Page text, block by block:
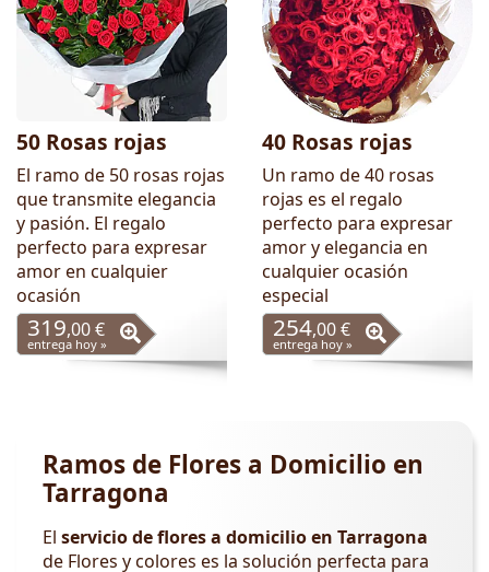
50 Rosas rojas
El ramo de 50 rosas rojas
que transmite elegancia
y pasión. El regalo
perfecto para expresar
amor en cualquier
ocasión
319,00 €
entrega hoy »
40 Rosas rojas
Un ramo de 40 rosas
rojas es el regalo
perfecto para expresar
amor y elegancia en
cualquier ocasión
especial
254,00 €
entrega hoy »
Ramos de Flores a Domicilio en
Tarragona
El servicio de flores a domicilio en Tarragona
de Flores y colores es la solución perfecta para